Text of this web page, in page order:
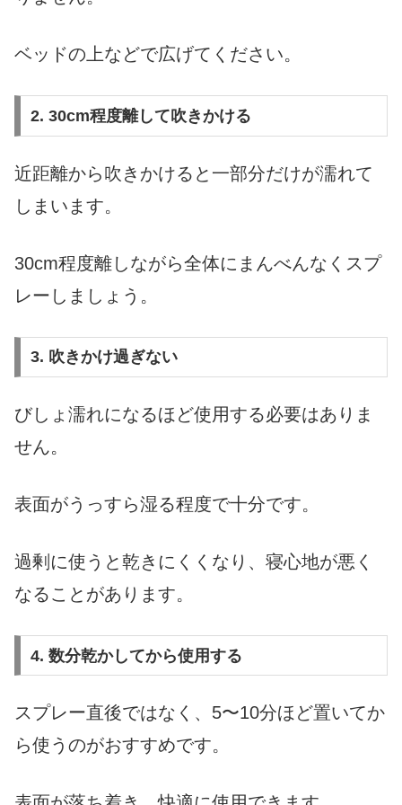
ベッドの上などで広げてください。
2. 30cm程度離して吹きかける
近距離から吹きかけると一部分だけが濡れて
しまいます。
30cm程度離しながら全体にまんべんなくスプ
レーしましょう。
3. 吹きかけ過ぎない
びしょ濡れになるほど使用する必要はありま
せん。
表面がうっすら湿る程度で十分です。
過剰に使うと乾きにくくなり、寝心地が悪く
なることがあります。
4. 数分乾かしてから使用する
スプレー直後ではなく、5〜10分ほど置いてか
ら使うのがおすすめです。